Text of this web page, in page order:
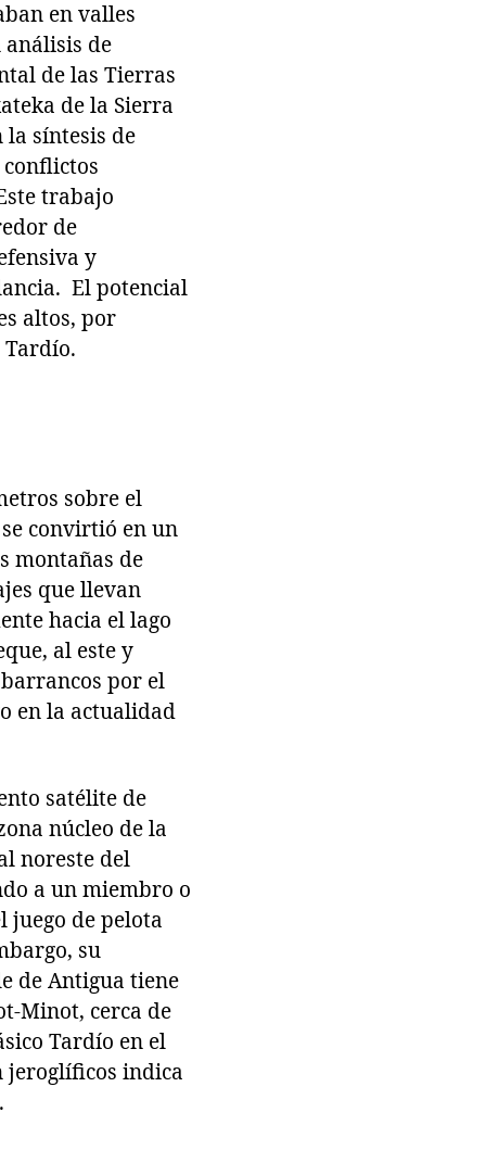
en valles
de
de las Tierras
de la Sierra
la síntesis de
trabajo
de
y
El potencial
altos, por
Tardío.
sobre el
convirtió en un
montañas de
que llevan
hacia el lago
al este y
por el
en la actualidad
satélite de
núcleo de la
noreste del
a un miembro o
juego de pelota
su
de Antigua tiene
Minot, cerca de
Tardío en el
jeroglíficos indica